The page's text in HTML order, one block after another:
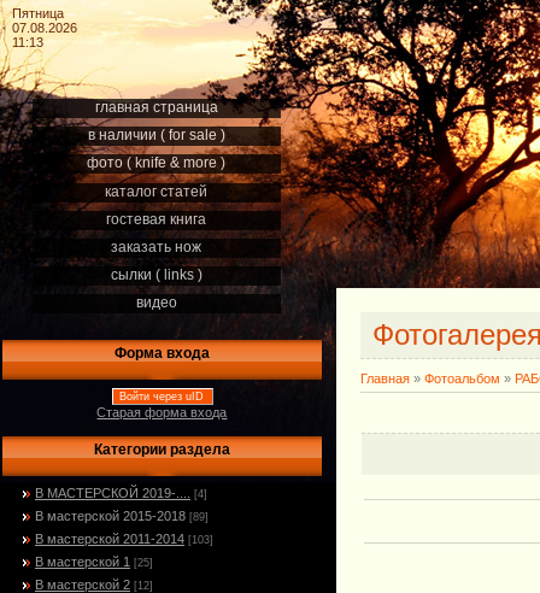
Пятница
07.08.2026
11:13
главная страница
в наличии ( for sale )
фото ( knife & more )
каталог статей
гостевая книга
заказать нож
сылки ( links )
видео
Форма входа
Войти через uID
Старая форма входа
Категории раздела
В МАСТЕРСКОЙ 2019-.... [4]
В мастерской 2015-2018 [89]
В мастерской 2011-2014 [103]
В мастерской 1 [25]
В мастерской 2 [12]
Главная » Фотоальбом »